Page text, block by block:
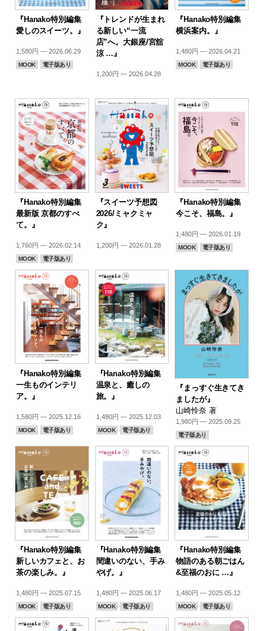
『Hanako特別編集
愛しのスイーツ。』
1,580円 — 2026.06.29
MOOK 電子版あり
『トレンドが生まれ
る新しい“一流
店”へ。大銀座/宮舘
涼 …』
1,200円 — 2026.04.28
『Hanako特別編集
横浜案内。』
1,480円 — 2026.04.21
MOOK 電子版あり
『Hanako特別編集
最新版 京都のすべ
て。』
1,760円 — 2026.02.14
MOOK 電子版あり
『スイーツ予想図
2026/ミャクミャ
ク』
1,200円 — 2026.01.28
『Hanako特別編集
今こそ、福島。』
1,480円 — 2026.01.19
MOOK 電子版あり
『Hanako特別編集
一生ものインテリ
ア。』
1,580円 — 2025.12.16
MOOK 電子版あり
『Hanako特別編集
温泉と、癒しの
旅。』
1,480円 — 2025.12.03
MOOK 電子版あり
『まっすぐ生きてき
ましたが』
山崎怜奈 著
1,980円 — 2025.09.25
電子版あり
『Hanako特別編集
新しいカフェと、お
茶の楽しみ。』
1,480円 — 2025.07.15
MOOK 電子版あり
『Hanako特別編集
間違いのない、手み
やげ。』
1,480円 — 2025.06.17
MOOK 電子版あり
『Hanako特別編集
物語のある朝ごはん
&至福のおに …』
1,480円 — 2025.05.12
MOOK 電子版あり